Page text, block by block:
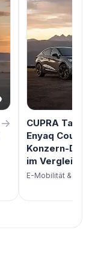
→
CUPRA
Enyaq Coupé
Konzern-
im Vergleich
E-Mobilität &